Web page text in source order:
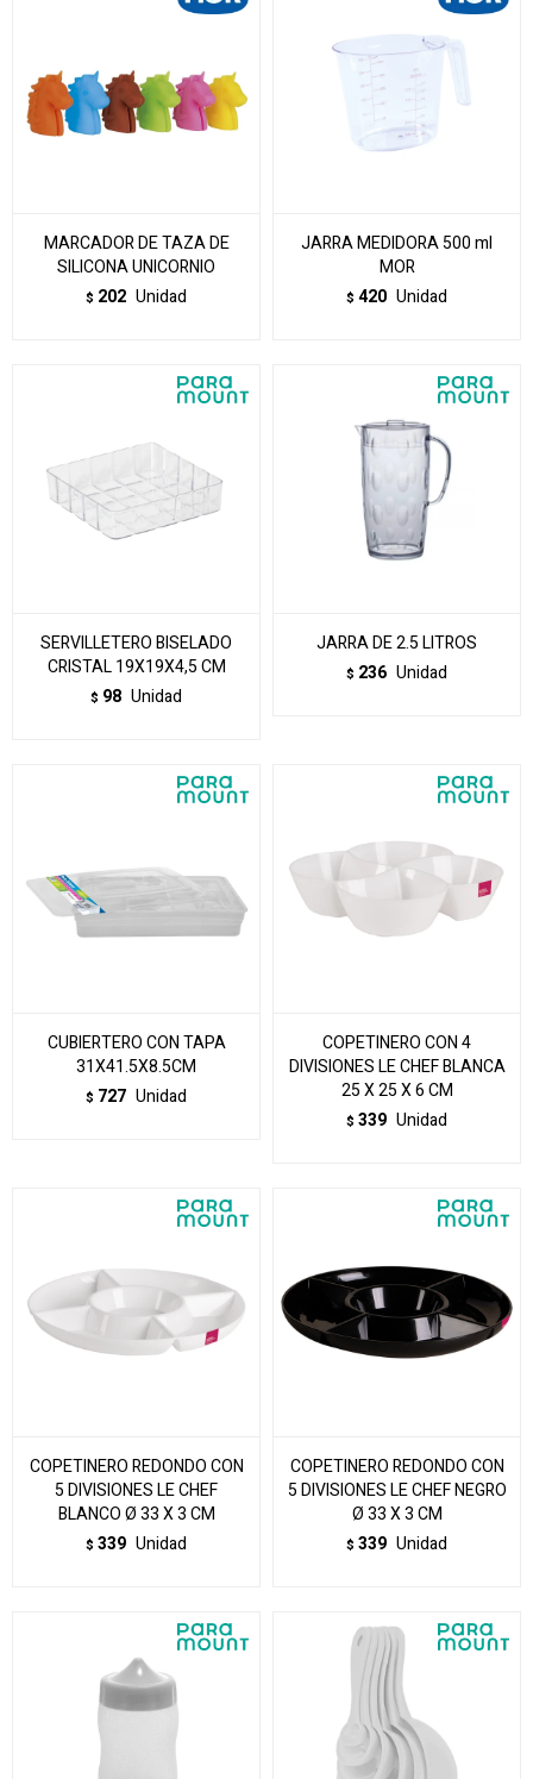
MARCADOR DE TAZA DE
SILICONA UNICORNIO
$ 202 Unidad
JARRA MEDIDORA 500 ml
MOR
$ 420 Unidad
SERVILLETERO BISELADO
CRISTAL 19X19X4,5 CM
$ 98 Unidad
JARRA DE 2.5 LITROS
$ 236 Unidad
CUBIERTERO CON TAPA
31X41.5X8.5CM
$ 727 Unidad
COPETINERO CON 4
DIVISIONES LE CHEF BLANCA
25 X 25 X 6 CM
$ 339 Unidad
COPETINERO REDONDO CON
5 DIVISIONES LE CHEF
BLANCO Ø 33 X 3 CM
$ 339 Unidad
COPETINERO REDONDO CON
5 DIVISIONES LE CHEF NEGRO
Ø 33 X 3 CM
$ 339 Unidad